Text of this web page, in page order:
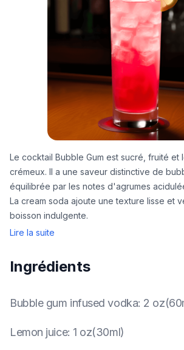
Le cocktail Bubble Gum est sucré, fruité et
crémeux. Il a une saveur distinctive de
équilibrée par les notes d'agrumes
La cream soda ajoute une texture lisse et
boisson indulgente.
Lire la suite
Ingrédients
Bubble gum infused vodka: 2
Lemon juice: 1 oz(30ml)